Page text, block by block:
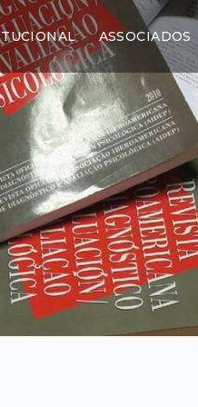
ASSOCIADOS